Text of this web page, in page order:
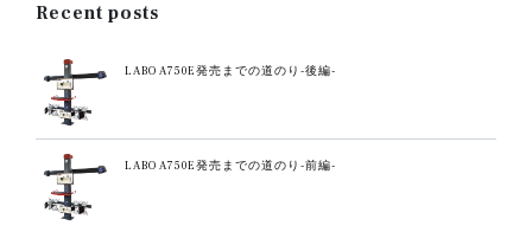
Recent posts
LABO A750E発売までの道のり-後編-
LABO A750E発売までの道のり-前編-